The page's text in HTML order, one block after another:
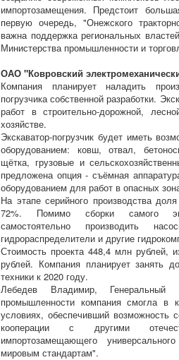
импортозамещения. Предстоит
первую очередь, "Онежского
важна поддержка региональных
Министерства промышленности и
ОАО "Ковровский
Компания планирует наладить
погрузчика собственной разработки.
работ в строительно-дорожной,
хозяйстве.
Экскаватор-погрузчик будет иметь
оборудованием: ковш, отвал,
щётка, грузовые и
предложена опция - съёмная
оборудованием для работ в опасных
На этапе серийного производства
72%. Помимо сборки самого
самостоятельно производить
гидрораспределители и другие
Стоимость проекта 448,4 млн
рублей. Компания планирует занять
техники к 2020 году.
Лебедев Владимир,
промышленности компания смогла в
условиях, обеспечивший возможность
кооперации с другими
импортозамещающего
мировым стандартам".